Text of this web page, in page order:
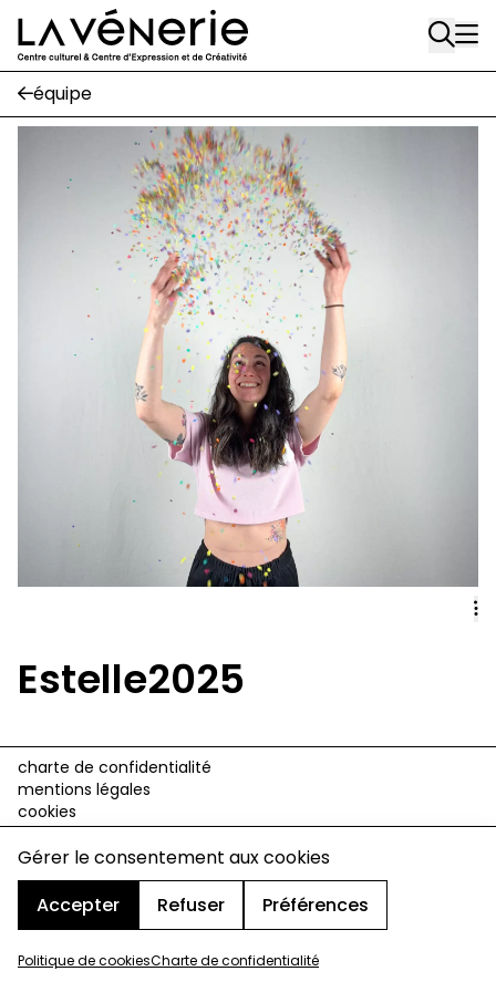
Gérer le consentement aux cookies
Accepter
Refuser Préférences
Politique de cookiesCharte de confidentialité
Aller au contenu principal
Rue Gratès, 3
1170 Watermael-Boitsfort
02 663 85 50
Place Gilson, 3
1170 Watermael-Boitsfort
02 663 85 50
suivez-nous
Journal Vénerie- version papier
Newsletter
équipe
Estelle2025
charte de confidentialité
mentions légales
cookies
design & développement :© signelazer.com